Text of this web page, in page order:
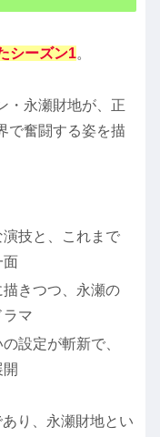
シーズン1。
・永瀬財地が、正
で奮闘する姿を描
技と、これまで
面
きつつ、永瀬の
ラマ
設定が斬新で、
り、永瀬財地とい